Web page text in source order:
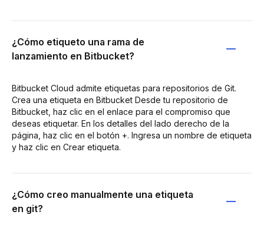
¿Cómo etiqueto una rama de
lanzamiento en Bitbucket?
Bitbucket Cloud admite etiquetas para repositorios de Git.
Crea una etiqueta en Bitbucket Desde tu repositorio de
Bitbucket, haz clic en el enlace para el compromiso que
deseas etiquetar. En los detalles del lado derecho de la
página, haz clic en el botón +. Ingresa un nombre de etiqueta
y haz clic en Crear etiqueta.
¿Cómo creo manualmente una etiqueta
en git?